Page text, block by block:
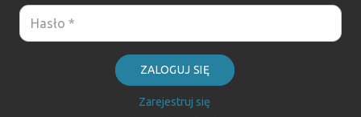
ZALOGUJ SIĘ
Zarejestruj się